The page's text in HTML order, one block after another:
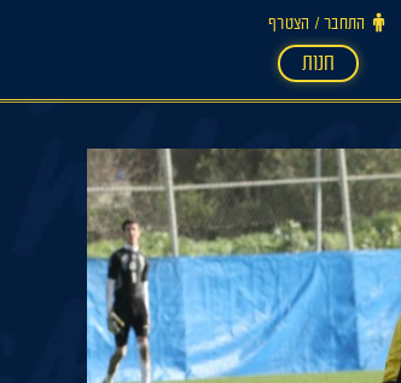
התחבר ‪/‬ הצטרף
חנות